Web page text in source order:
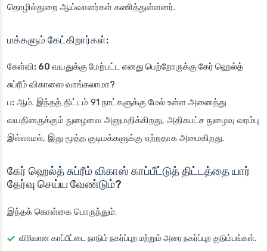
தொழில்துறை ஆய்வாளர்கள் கணித்துள்ளனர்.
மக்களும் கேட்கிறார்கள்:
கேள்வி: 60 வயதுக்கு மேற்பட்ட எனது பெற்றோருக்கு கேர் ஹெல்த்
சுப்ரீம் விகாஸை வாங்கலாமா?
ப: ஆம். இந்தத் திட்டம் 91 நாட்களுக்கு மேல் உள்ள அனைத்து
வயதினருக்கும் நுழைவை அனுமதிக்கிறது, அதிகபட்ச நுழைவு வரம்பு
இல்லாமல், இது மூத்த குடிமக்களுக்கு ஏற்றதாக அமைகிறது.
கேர் ஹெல்த் சுப்ரீம் விகாஸ் காப்பீட்டுத் திட்டத்தை யார்
தேர்வு செய்ய வேண்டும்?
இந்தக் கொள்கை பொருந்தும்:
விரிவான காப்பீட்டை நாடும் நகர்ப்புற மற்றும் அரை நகர்ப்புற குடும்பங்கள்.